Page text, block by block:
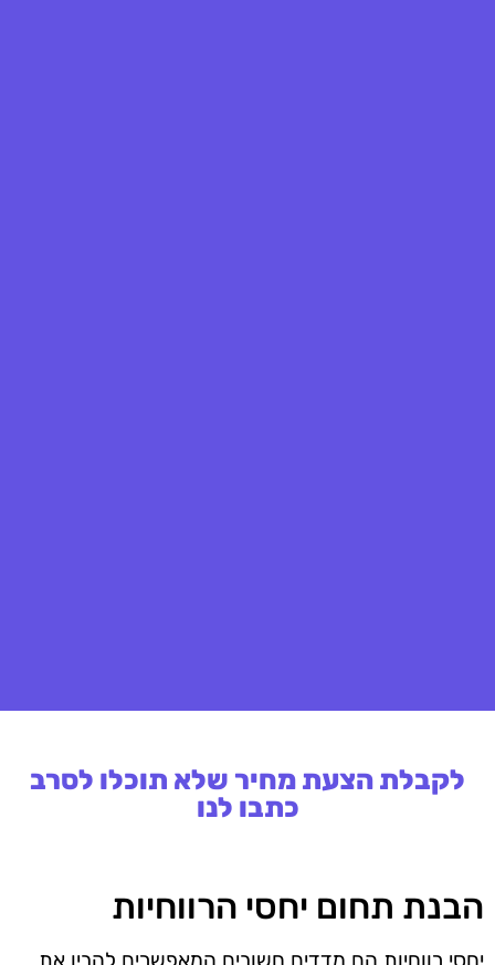
לקבלת הצעת מחיר שלא תוכלו לסרב
כתבו לנו
הבנת תחום יחסי הרווחיות
יחסי רווחיות הם מדדים חשובים המאפשרים להבין את